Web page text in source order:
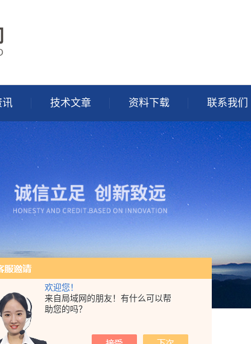
欢迎您！
来自局域网的朋友！有什么可以帮
助您的吗？
讯 技术文章 资料下载 联系我们
德国Rexroth力士乐溢流阀DBDS10G1X/315现货